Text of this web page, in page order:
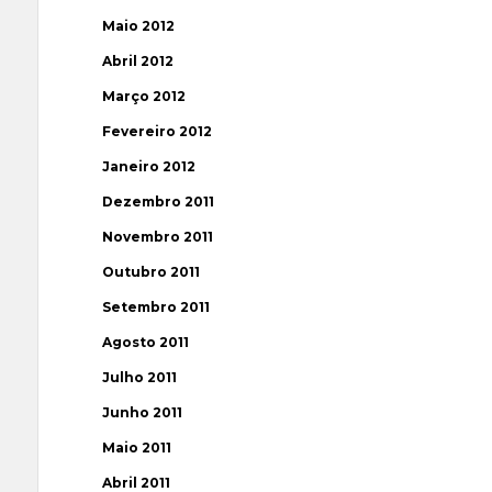
Maio 2012
Abril 2012
Março 2012
Fevereiro 2012
Janeiro 2012
Dezembro 2011
Novembro 2011
Outubro 2011
Setembro 2011
Agosto 2011
Julho 2011
Junho 2011
Maio 2011
Abril 2011